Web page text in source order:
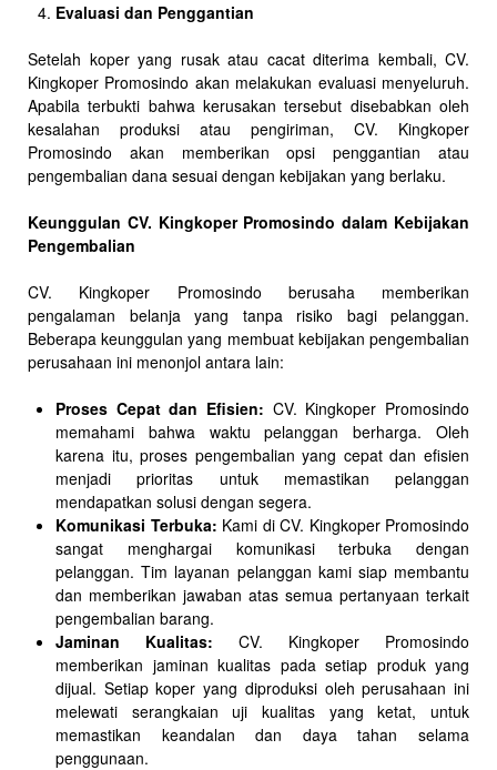
Evaluasi dan Penggantian
Setelah koper yang rusak atau cacat diterima kembali, CV.
Kingkoper Promosindo akan melakukan evaluasi menyeluruh.
Apabila terbukti bahwa kerusakan tersebut disebabkan oleh
kesalahan produksi atau pengiriman, CV. Kingkoper
Promosindo akan memberikan opsi penggantian atau
pengembalian dana sesuai dengan kebijakan yang berlaku.
Keunggulan CV. Kingkoper Promosindo dalam Kebijakan
Pengembalian
CV. Kingkoper Promosindo berusaha memberikan
pengalaman belanja yang tanpa risiko bagi pelanggan.
Beberapa keunggulan yang membuat kebijakan pengembalian
perusahaan ini menonjol antara lain:
Proses Cepat dan Efisien: CV. Kingkoper Promosindo
memahami bahwa waktu pelanggan berharga. Oleh
karena itu, proses pengembalian yang cepat dan efisien
menjadi prioritas untuk memastikan pelanggan
mendapatkan solusi dengan segera.
Komunikasi Terbuka: Kami di CV. Kingkoper Promosindo
sangat menghargai komunikasi terbuka dengan
pelanggan. Tim layanan pelanggan kami siap membantu
dan memberikan jawaban atas semua pertanyaan terkait
pengembalian barang.
Jaminan Kualitas: CV. Kingkoper Promosindo
memberikan jaminan kualitas pada setiap produk yang
dijual. Setiap koper yang diproduksi oleh perusahaan ini
melewati serangkaian uji kualitas yang ketat, untuk
memastikan keandalan dan daya tahan selama
penggunaan.